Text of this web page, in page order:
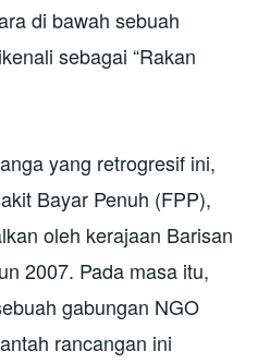
di bawah sebuah
sebagai “Rakan
yang retrogresif ini,
Bayar Penuh (FPP),
oleh kerajaan Barisan
2007. Pada masa itu,
gabungan NGO
rancangan ini